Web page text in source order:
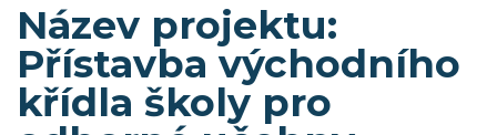
Název projektu:
Přístavba východního
křídla školy pro